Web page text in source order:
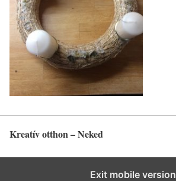
Kreatív otthon – Neked
Exit mobile version